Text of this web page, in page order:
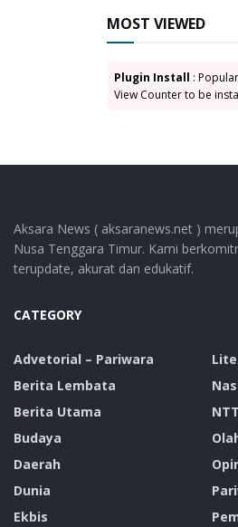
MOST VIEWED
Plugin Install :
View Counter to be
Aksara News ( aksaranews.net )
Nusa Tenggara Timur. Kami
terupdate, akurat dan edukatif.
CATEGORY
Advetorial – Pariwara
Berita Lembata
Berita Utama
Budaya
Daerah
Dunia
Ekbis
NTT